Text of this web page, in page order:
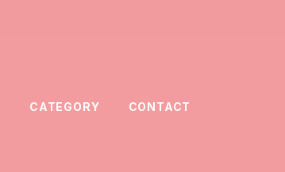
CATEGORY CONTACT